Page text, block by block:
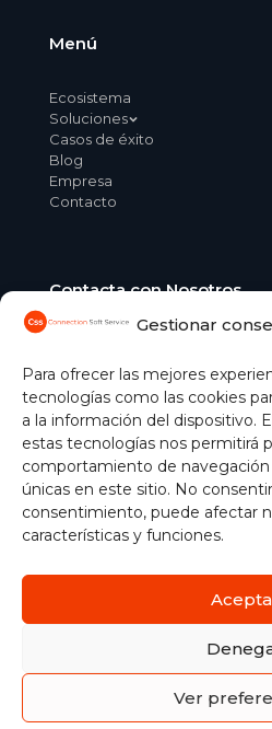
Gestionar
Para ofrecer las mejores
tecnologías como las cookies
a la información del dispositivo.
estas tecnologías nos permitirá
comportamiento de
únicas en este sitio. No
consentimiento, puede afectar
características y funciones.
Ver
Menú
Ecosistema
Soluciones
Casos de éxito
Blog
Empresa
Contacto
Contacta con Nosotros
C/ Aguacate, 41 28054 Madrid
comercial@css.es
Gestionar cookies
Política de Cookies|Aviso
Política de seguridad de la
Connection